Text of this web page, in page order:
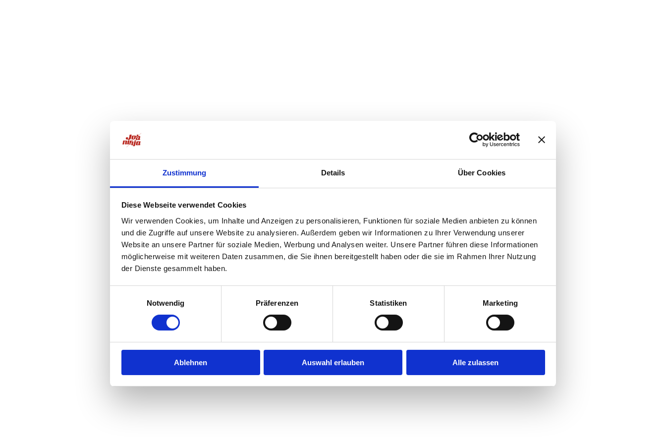
Zustimmung Details Über Cookies
Diese Webseite verwendet Cookies
Wir verwenden Cookies, um Inhalte und Anzeigen zu personalisieren, Funktionen für soziale Medien anbieten zu können
und die Zugriffe auf unsere Website zu analysieren. Außerdem geben wir Informationen zu Ihrer Verwendung unserer
Website an unsere Partner für soziale Medien, Werbung und Analysen weiter. Unsere Partner führen diese Informationen
möglicherweise mit weiteren Daten zusammen, die Sie ihnen bereitgestellt haben oder die sie im Rahmen Ihrer Nutzung
der Dienste gesammelt haben.
Notwendig
Präferenzen Statistiken Marketing
Ablehnen Auswahl erlauben Alle zulassen
Application error: aclient-side exception has occurred while loadingjobninja.com(see the browser consolefor more information).